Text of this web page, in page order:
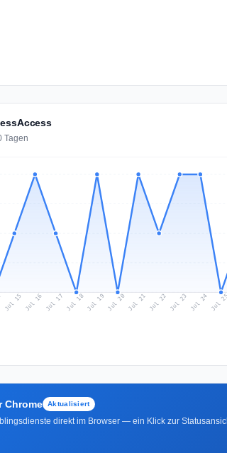
Tagen
Jul 15 Jul 16 Jul 17 Jul 18Jul 19 Jul 20 Jul 21 Jul 22 Jul 23 Jul 24 Jul 25
Chrome Aktualisiert
direkt im Browser — ein Klick zur